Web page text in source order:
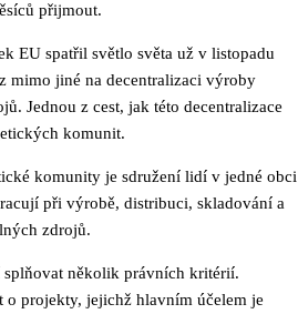
přijmout.
EU spatřil světlo světa už v listopadu
mimo jiné na decentralizaci výroby
Jednou z cest, jak této decentralizace
komunit.
komunity je sdružení lidí v jedné obci
při výrobě, distribuci, skladování a
zdrojů.
splňovat několik právních kritérií.
o projekty, jejichž hlavním účelem je